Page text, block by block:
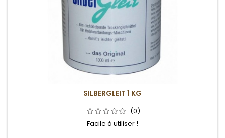
SILBERGLEIT 1 KG
(0)
Facile à utiliser !